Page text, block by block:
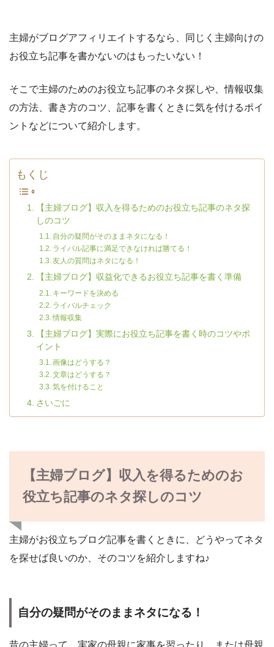
主婦がブログアフィリエイトするなら、同じく主婦向けの
お役立ち記事を書かないのはもったいない！
そこで主婦のためのお役立ち記事のネタ探しや、情報収集
の方法、書き方のコツ、記事を書くときに気を付けるポイ
ントなどについて紹介します。
もくじ
【主婦ブログ】収入を得るためのお役立ち記事のネタ探
しのコツ
自分の疑問がそのままネタになる！
ライバル記事に満足できなければ勝てる！
友人の質問はネタになる！
【主婦ブログ】収益化できるお役立ち記事を書く準備
キーワードを決める
ライバルチェック
情報収集
【主婦ブログ】実際にお役立ち記事を書く時のコツやポ
イント
画像はどうする？
文章はどうする？
気を付けること
さいごに
【主婦ブログ】収入を得るためのお
役立ち記事のネタ探しのコツ
主婦がお役立ちブログ記事を書くときに、どうやってネタ
を探せば良いのか、そのコツを紹介しますね♪
自分の疑問がそのままネタになる！
昔の主婦って、実家の母親に家事を習ったり、または母親